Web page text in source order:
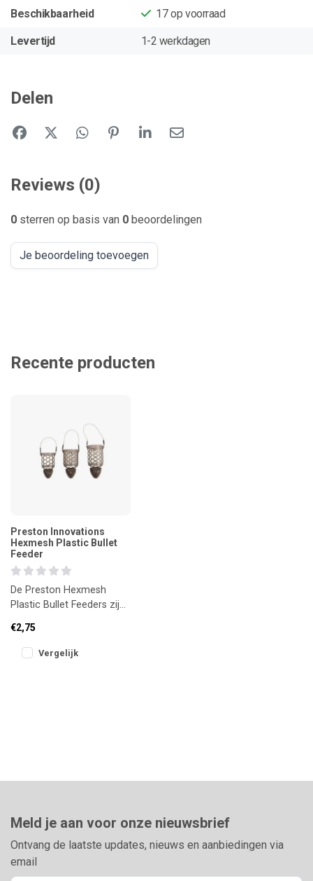
Beschikbaarheid 17 op voorraad
Levertijd 1-2 werkdagen
Delen
Reviews (0)
0 sterren op basis van 0 beoordelingen
Je beoordeling toevoegen
Recente producten
Preston Innovations
Hexmesh Plastic Bullet
Feeder
De Preston Hexmesh
Plastic Bullet Feeders zijn
maximale werpafstand én
flexibiliteit
€2,75
Vergelijk
Meld je aan voor onze nieuwsbrief
Ontvang de laatste updates, nieuws en aanbiedingen via
email